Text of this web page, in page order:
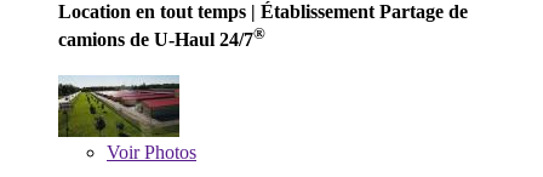
Location en tout temps | Établissement Partage de
camions de U-Haul 24/7®
VoirPhotos